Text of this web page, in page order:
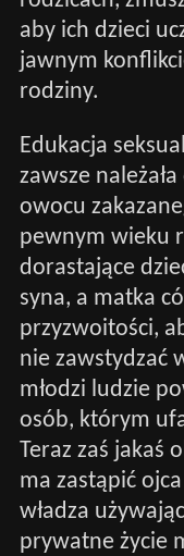
aby ich dzieci
jawnym
rodziny.
Edukacja
zawsze
owocu
pewnym wieku
dorastające
syna, a matka
przyzwoitości,
nie zawstydzać
młodzi ludzie
osób, którym
Teraz zaś jakaś
ma zastąpić
władza
prywatne życie